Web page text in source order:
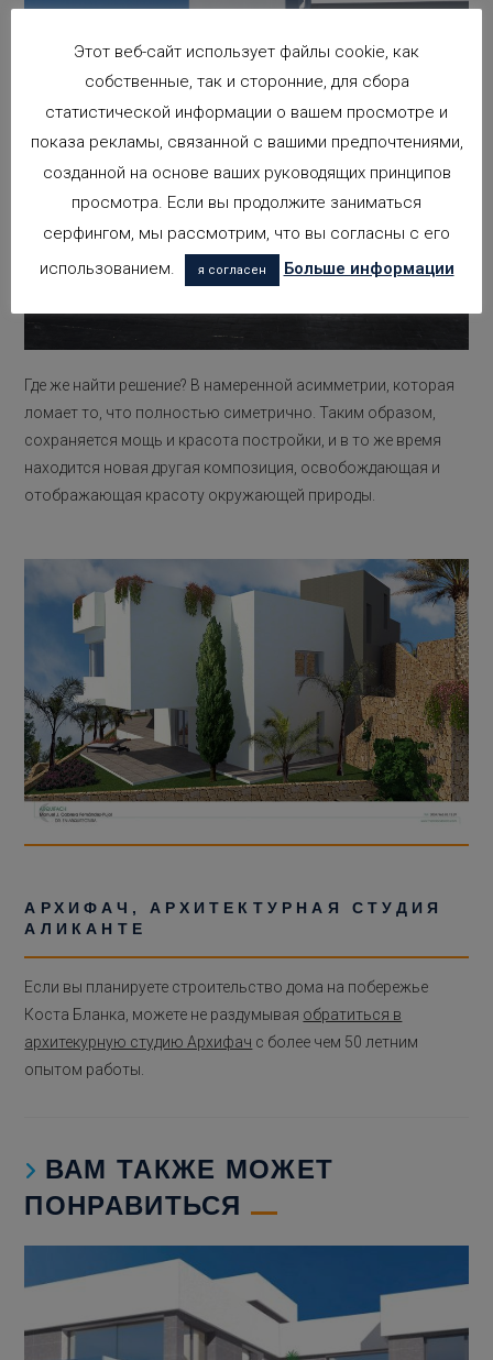
Где же найти решение? В намеренной асимметрии, которая
ломает то, что полностью симетрично. Таким образом,
сохраняется мощь и красота постройки, и в то же время
находится новая другая композиция, освобождающая и
отображающая красоту окружающей природы.
АРХИФАЧ, АРХИТЕКТУРНАЯ СТУДИЯ
АЛИКАНТЕ
Если вы планируете строительство дома на побережье
Коста Бланка, можете не раздумывая обратиться в
архитекурную студию Архифач с более чем 50 летним
опытом работы.
ВАМ ТАКЖЕ МОЖЕТ
ПОНРАВИТЬСЯ
Этот веб-сайт использует файлы cookie, как
собственные, так и сторонние, для сбора
статистической информации о вашем просмотре и
показа рекламы, связанной с вашими предпочтениями,
созданной на основе ваших руководящих принципов
просмотра. Если вы продолжите заниматься
серфингом, мы рассмотрим, что вы согласны с его
использованием.
я согласен Больше информации